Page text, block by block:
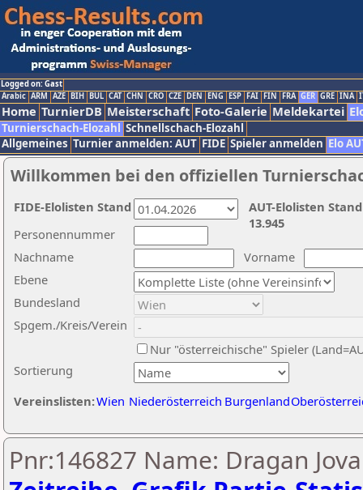
Logged on: Gast
Arabic ARM AZE BIH BUL CAT CHN CRO CZE DEN ENG ESP FAI FIN FRA GER GRE INA
Home TurnierDB Meisterschaft Foto-Galerie Meldekartei
Turnierschach-Elozahl Schnellschach-Elozahl
Allgemeines Turnier anmelden: AUT FIDE Spieler anmelden Elo
Willkommen bei den offiziellen
Nachname
Vorname
Ebene
Sortierung
Personennummer
Bundesland
Spgem./Kreis/Verein
Nur "österreichische" Spieler
Vereinslisten:Wien Niederösterreich Burgenland
AUT-Elolisten
13.945
FIDE-Elolisten Stand
Pnr:146827 Name: Dragan